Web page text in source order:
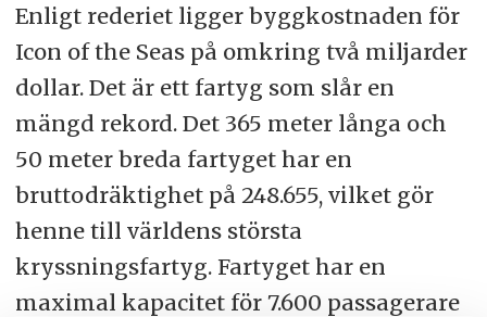
Enligt rederiet ligger byggkostnaden för
Icon of the Seas på omkring två miljarder
dollar. Det är ett fartyg som slår en
mängd rekord. Det 365 meter långa och
50 meter breda fartyget har en
bruttodräktighet på 248.655, vilket gör
henne till världens största
kryssningsfartyg. Fartyget har en
maximal kapacitet för 7.600 passagerare